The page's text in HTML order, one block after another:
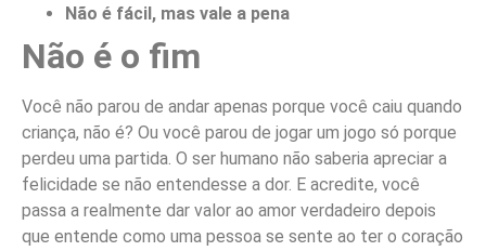
Não é fácil, mas vale a pena
Não é o fim
Você não parou de andar apenas porque você caiu quando
criança, não é? Ou você parou de jogar um jogo só porque
perdeu uma partida. O ser humano não saberia apreciar a
felicidade se não entendesse a dor. E acredite, você
passa a realmente dar valor ao amor verdadeiro depois
que entende como uma pessoa se sente ao ter o coração